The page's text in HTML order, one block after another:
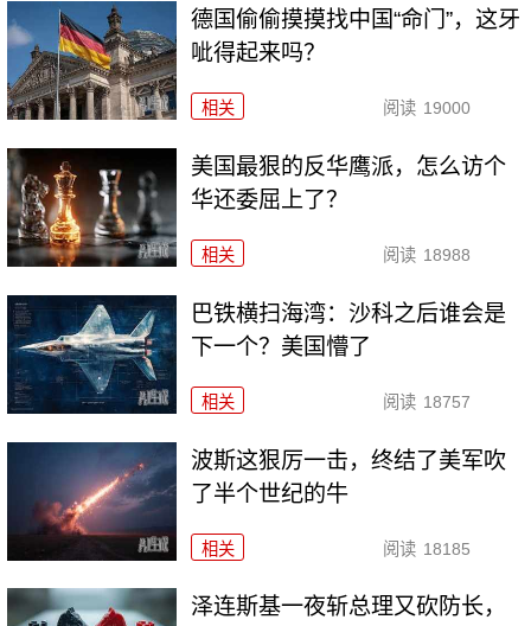
德国偷偷摸摸找中国“命门”，这牙
呲得起来吗？
相关 阅读 19000
美国最狠的反华鹰派，怎么访个
华还委屈上了？
相关 阅读 18988
巴铁横扫海湾：沙科之后谁会是
下一个？美国懵了
相关 阅读 18757
波斯这狠厉一击，终结了美军吹
了半个世纪的牛
相关 阅读 18185
泽连斯基一夜斩总理又砍防长，